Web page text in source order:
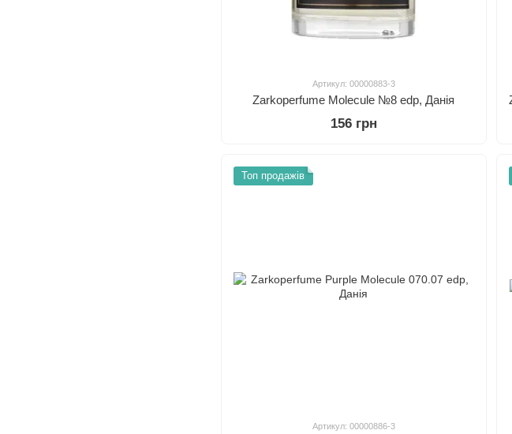
Артикул: 00000883-3
Zarkoperfume Molecule №8 edp, Данія
156 грн
Топ продажів
Артикул: 00000886-3